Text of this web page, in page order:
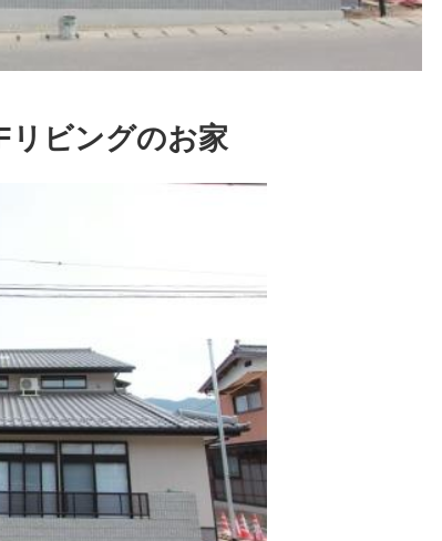
リビングのお家